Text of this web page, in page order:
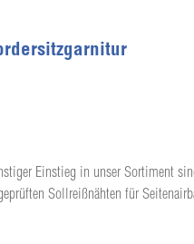
Einstieg in unser Sortiment
Sollreißnähten für